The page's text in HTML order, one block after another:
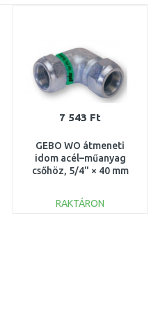
7 543 Ft
GEBO WO átmeneti
idom acél–műanyag
csőhöz, 5/4" × 40 mm
RAKTÁRON